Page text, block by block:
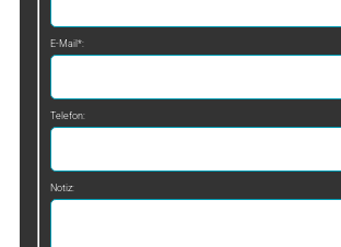
E-Mail*:
Telefon:
Notiz: